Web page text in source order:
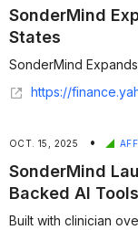
SonderMind
States
SonderMind
https://finance.yahoo.com/news/sondermind-expands-
OCT. 15, 2025 •
SonderMind
Backed AI
Built with clinician